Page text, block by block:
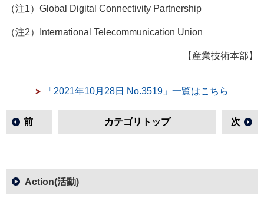
（注1）Global Digital Connectivity Partnership
（注2）International Telecommunication Union
【産業技術本部】
「2021年10月28日 No.3519」一覧はこちら
前 カテゴリトップ 次
Action(活動)